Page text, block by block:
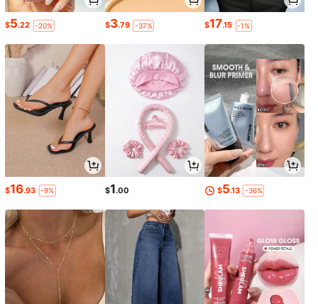
$5.22 -20% $3.79 -37% $17.15 -1%
$16.93 -9% $1.00 $5.13 -36%